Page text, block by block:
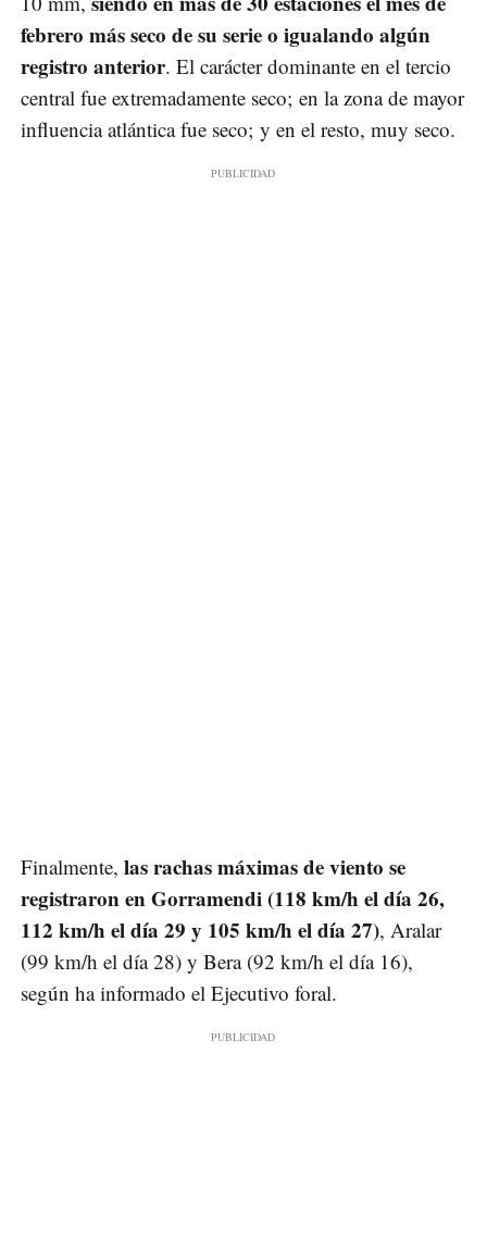
febrero más seco de su serie o igualando algún
registro anterior. El carácter dominante en el tercio
central fue extremadamente seco; en la zona de mayor
influencia atlántica fue seco; y en el resto, muy seco.
Finalmente, las rachas máximas de viento se
registraron en Gorramendi (118 km/h el día 26,
112 km/h el día 29 y 105 km/h el día 27), Aralar
(99 km/h el día 28) y Bera (92 km/h el día 16),
según ha informado el Ejecutivo foral.